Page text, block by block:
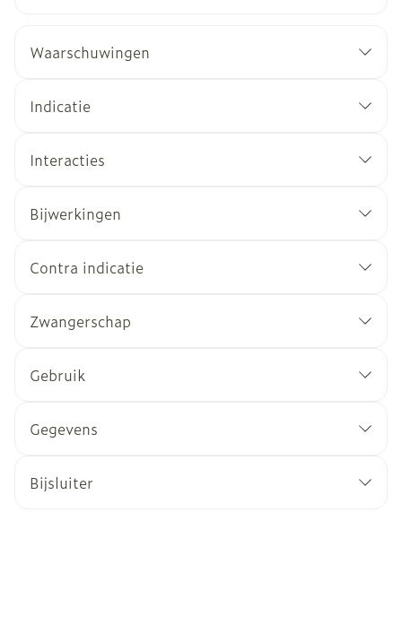
Waarschuwingen
Indicatie
Interacties
Bijwerkingen
Contra indicatie
Zwangerschap
Gebruik
Gegevens
Bijsluiter